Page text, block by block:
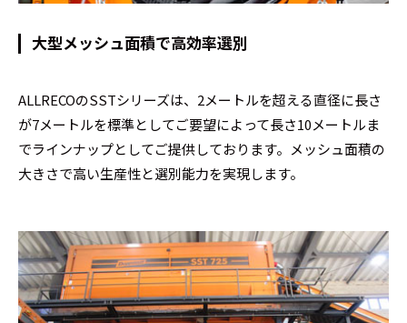
大型メッシュ面積で高効率選別
ALLRECOのSSTシリーズは、2メートルを超える直径に長さ
が7メートルを標準としてご要望によって長さ10メートルま
でラインナップとしてご提供しております。メッシュ面積の
大きさで高い生産性と選別能力を実現します。